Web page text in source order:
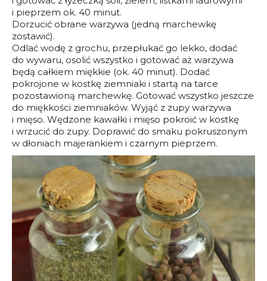
i pieprzem ok. 40 minut.
Dorzucić obrane warzywa (jedną marchewkę
zostawić).
Odlać wodę z grochu, przepłukać go lekko, dodać
do wywaru, osolić wszystko i gotować aż warzywa
będą całkiem miękkie (ok. 40 minut). Dodać
pokrojone w kostkę ziemniaki i startą na tarce
pozostawioną marchewkę. Gotować wszystko jeszcze
do miękkości ziemniaków. Wyjąć z zupy warzywa
i mięso. Wędzone kawałki i mięso pokroić w kostkę
i wrzucić do zupy. Doprawić do smaku pokruszonym
w dłoniach majerankiem i czarnym pieprzem.